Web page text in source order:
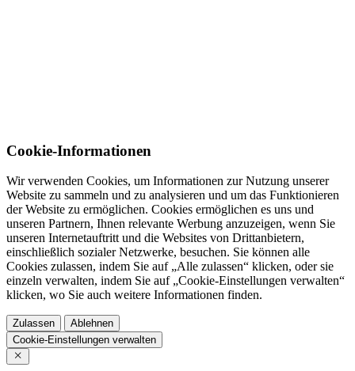
Cookie-Informationen
Wir verwenden Cookies, um Informationen zur Nutzung unserer
Website zu sammeln und zu analysieren und um das Funktionieren
der Website zu ermöglichen. Cookies ermöglichen es uns und
unseren Partnern, Ihnen relevante Werbung anzuzeigen, wenn Sie
unseren Internetauftritt und die Websites von Drittanbietern,
einschließlich sozialer Netzwerke, besuchen. Sie können alle
Cookies zulassen, indem Sie auf „Alle zulassen“ klicken, oder sie
einzeln verwalten, indem Sie auf „Cookie-Einstellungen verwalten“
klicken, wo Sie auch weitere Informationen finden.
Zulassen
Ablehnen
Cookie-Einstellungen verwalten